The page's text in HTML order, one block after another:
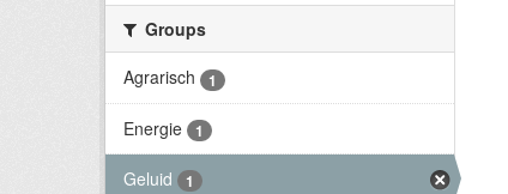
Groups
Agrarisch
1
Energie 1
Geluid 1